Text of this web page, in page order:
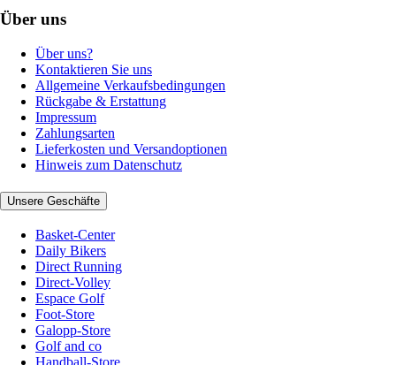
Über uns
Über uns?
Kontaktieren Sie uns
Allgemeine Verkaufsbedingungen
Rückgabe & Erstattung
Impressum
Zahlungsarten
Lieferkosten und Versandoptionen
Hinweis zum Datenschutz
Unsere Geschäfte
Basket-Center
Daily Bikers
Direct Running
Direct-Volley
Espace Golf
Foot-Store
Galopp-Store
Golf and co
Handball-Store